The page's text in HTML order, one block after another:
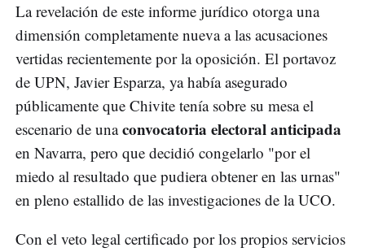
La revelación de este informe jurídico otorga una
dimensión completamente nueva a las acusaciones
vertidas recientemente por la oposición. El portavoz
de UPN, Javier Esparza, ya había asegurado
públicamente que Chivite tenía sobre su mesa el
escenario de unaconvocatoria electoral anticipada
en Navarra, pero que decidió congelarlo "por el
miedo al resultado que pudiera obtener en las urnas"
en pleno estallido de las investigaciones de la UCO.
Con el veto legal certificado por los propios servicios